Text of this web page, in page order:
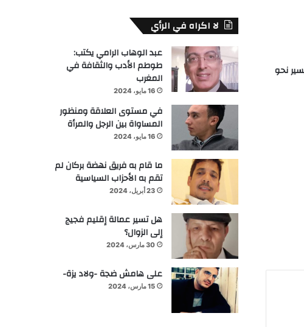
نحو
لا اكراه في الرأي
عبد الوهاب الرامي يكتب:
طوطم الأدب والثقافة في
المغرب
16 مايو، 2024
في مستوى العلاقة ومنظور
المساواة بين الرجل والمرأة
16 مايو، 2024
ما قام به فريق نهضة بركان لم
تقم به الأحزاب السياسية
23 أبريل، 2024
هل تسير عمالة إقليم فجيج
إلى الزوال؟
30 مارس، 2024
على هامش ضجة -ولاد يزة-
15 مارس، 2024